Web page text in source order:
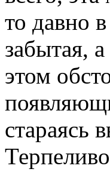
то давно
забытая,
этом
стараясь